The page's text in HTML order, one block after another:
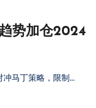
势加仓2024
冲马丁策略，限制…